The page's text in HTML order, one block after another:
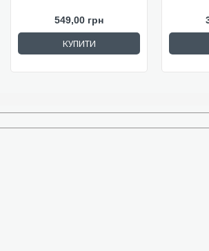
549,00 грн
КУПИТИ